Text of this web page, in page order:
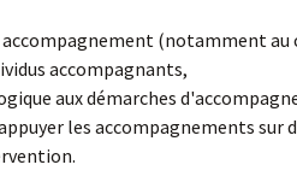
accompagnement (notamment
accompagnants,
aux démarches
les accompagnements sur